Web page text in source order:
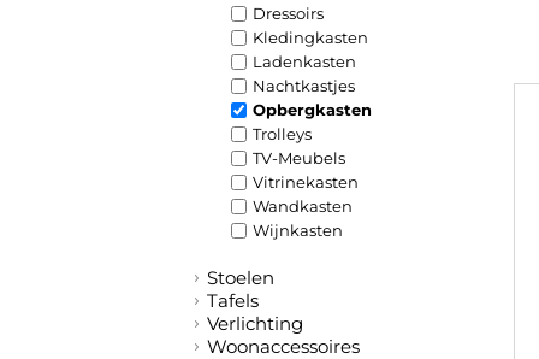
Dressoirs
Kledingkasten
Ladenkasten
Nachtkastjes
Opbergkasten
Trolleys
TV-Meubels
Vitrinekasten
Wandkasten
Wijnkasten
Stoelen
Tafels
Verlichting
Woonaccessoires